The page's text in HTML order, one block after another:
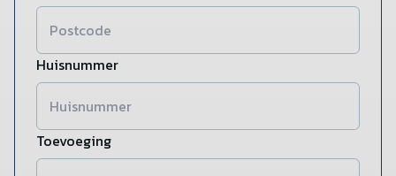
Huisnummer
Toevoeging